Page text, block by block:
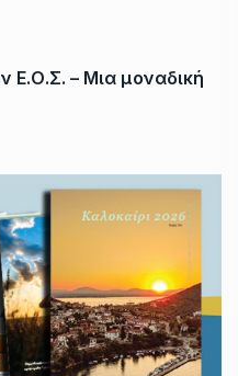
Ε.Ο.Σ. – Μια μοναδική